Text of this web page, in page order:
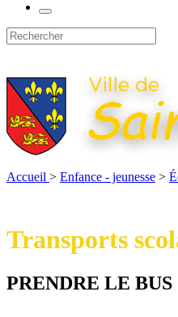
Accueil > Enfance - jeunesse >
Transports
PRENDRE LE BUS